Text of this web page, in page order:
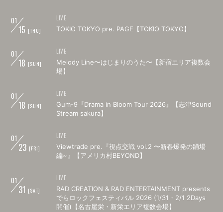
01
15 [THU]
LIVE
TOKIO TOKYO pre. PAGE【TOKIO TOKYO】
01
18 [SUN]
LIVE
Melody Line〜はじまりのうた〜【新宿エリア複数会
場】
01
18 [SUN]
LIVE
Gum-9『Drama in Bloom Tour 2026』【志津Sound
Stream sakura】
01
23 [FRI]
LIVE
Viewtrade pre.『視点交戦 vol.2 〜新春爆発の踊場
編~』【アメリカ村BEYOND】
01
31 [SAT]
LIVE
RAD CREATION & RAD ENTERTAINMENT presents
でらロックフェスティバル 2026 (1/31・2/1 2Days
開催)【名古屋栄・新栄エリア複数会場】